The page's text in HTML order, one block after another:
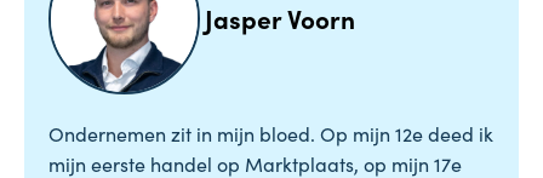
Jasper Voorn
Ondernemen zit in mijn bloed. Op mijn 12e deed ik
mijn eerste handel op Marktplaats, op mijn 17e